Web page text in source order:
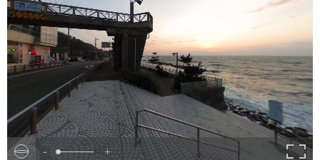
- +